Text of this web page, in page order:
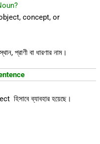
concept, or
প্রাণী বা ধারণার নাম।
ব্যাবহার হয়েছে।